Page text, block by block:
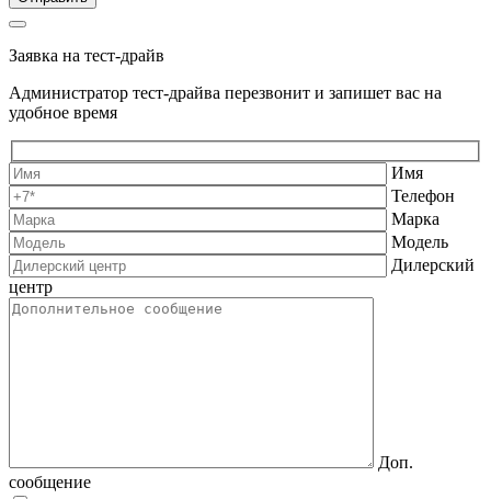
Заявка на тест-драйв
Администратор тест-драйва перезвонит и запишет вас на
удобное время
Имя
Телефон
Марка
Модель
Дилерский
центр
Доп.
сообщение